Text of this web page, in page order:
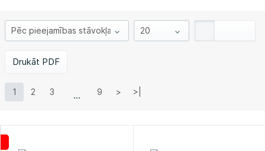
Drukāt PDF
1 2 3 9 > >|